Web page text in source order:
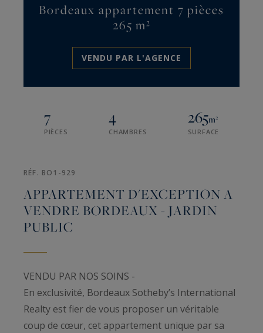
Bordeaux appartement 7 pièces
265 m²
VENDU PAR L'AGENCE
7
PIÈCES
4
CHAMBRES
265m²
SURFACE
RÉF. BO1-929
APPARTEMENT D'EXCEPTION A
VENDRE BORDEAUX - JARDIN
PUBLIC
VENDU PAR NOS SOINS -
En exclusivité, Bordeaux Sotheby’s International
Realty est fier de vous proposer un véritable
coup de cœur, cet appartement unique par sa